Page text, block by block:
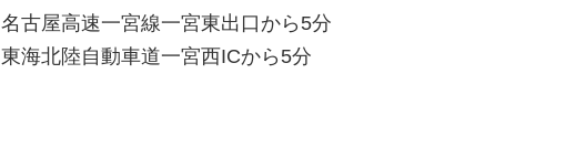
名古屋高速一宮線一宮東出口から5分
東海北陸自動車道一宮西ICから5分